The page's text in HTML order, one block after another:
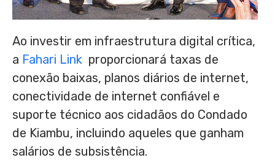
Ao investir em infraestrutura digital crítica,
a Fahari Link proporcionará taxas de
conexão baixas, planos diários de internet,
conectividade de internet confiável e
suporte técnico aos cidadãos do Condado
de Kiambu, incluindo aqueles que ganham
salários de subsistência.